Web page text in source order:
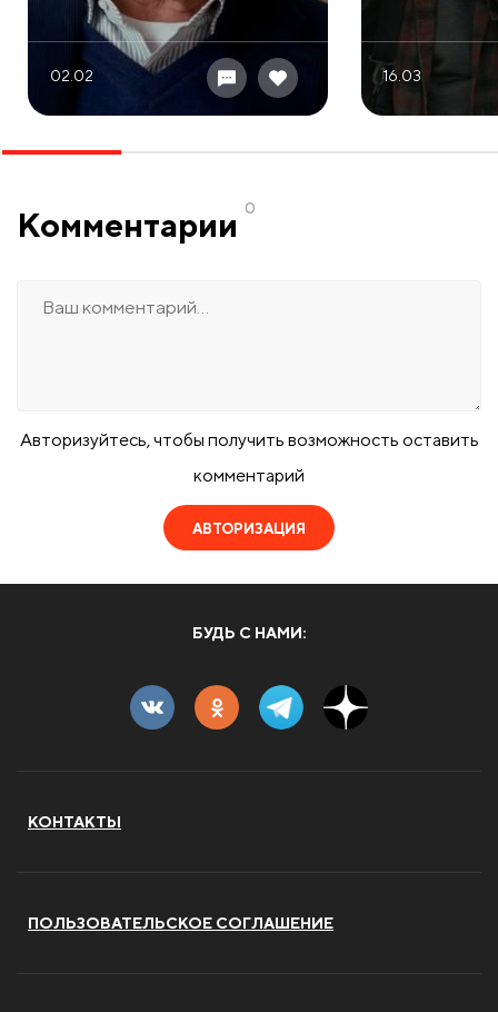
02.02 16.03
Комментарии 0
Авторизуйтесь, чтобы получить возможность оставить
комментарий
АВТОРИЗАЦИЯ
БУДЬ С НАМИ:
КОНТАКТЫ
ПОЛЬЗОВАТЕЛЬСКОЕ СОГЛАШЕНИЕ